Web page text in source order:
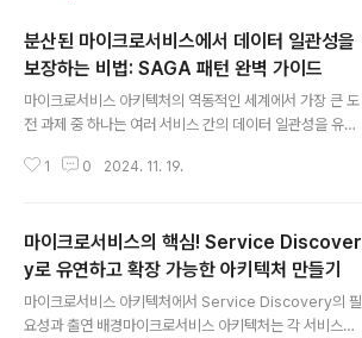
분산된 마이크로서비스에서 데이터 일관성을
보장하는 비법: SAGA 패턴 완벽 가이드
마이크로서비스 아키텍처의 역동적인 세계에서 가장 큰 도
전 과제 중 하나는 여러 서비스 간의 데이터 일관성을 유지
트랜잭션을 통해 이를 처리했지만, 독립적으로 배포되고
사가(Saga) 디자인 패턴입니다.사가(Saga) 디자인 패턴
이란?사가 디자인 패턴은 각 서비스에서 데이터를 업데이
트하는 일련의 로컬 트랜잭션으로 구성됩니다. 만약 어느
한 트랜잭션이 실패하면, 사가는 이전 트랜잭션에서 발생
1 0 2024. 11. 19.
마이크로서비스의 핵심! Service Discover
y로 유연하고 확장 가능한 아키텍처 만들기
마이크로서비스 아키텍처에서 Service Discovery의 필
요성과 출연 배경마이크로서비스 아키텍처는 각 서비스가